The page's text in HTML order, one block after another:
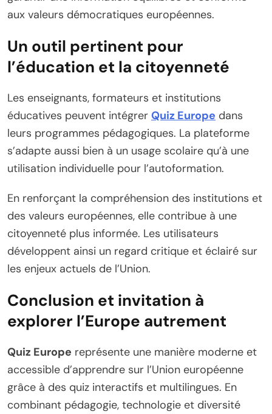
aux valeurs démocratiques européennes.
Un outil pertinent pour
l’éducation et la citoyenneté
Les enseignants, formateurs et institutions
éducatives peuvent intégrer Quiz Europe dans
leurs programmes pédagogiques. La plateforme
s’adapte aussi bien à un usage scolaire qu’à une
utilisation individuelle pour l’autoformation.
En renforçant la compréhension des institutions et
des valeurs européennes, elle contribue à une
citoyenneté plus informée. Les utilisateurs
développent ainsi un regard critique et éclairé sur
les enjeux actuels de l’Union.
Conclusion et invitation à
explorer l’Europe autrement
Quiz Europe représente une manière moderne et
accessible d’apprendre sur l’Union européenne
grâce à des quiz interactifs et multilingues. En
combinant pédagogie, technologie et diversité